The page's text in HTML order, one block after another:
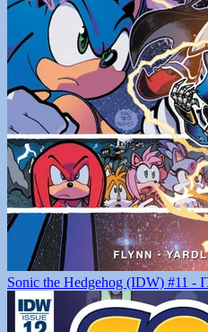
Sonic the Hedgehog (IDW) #11 -